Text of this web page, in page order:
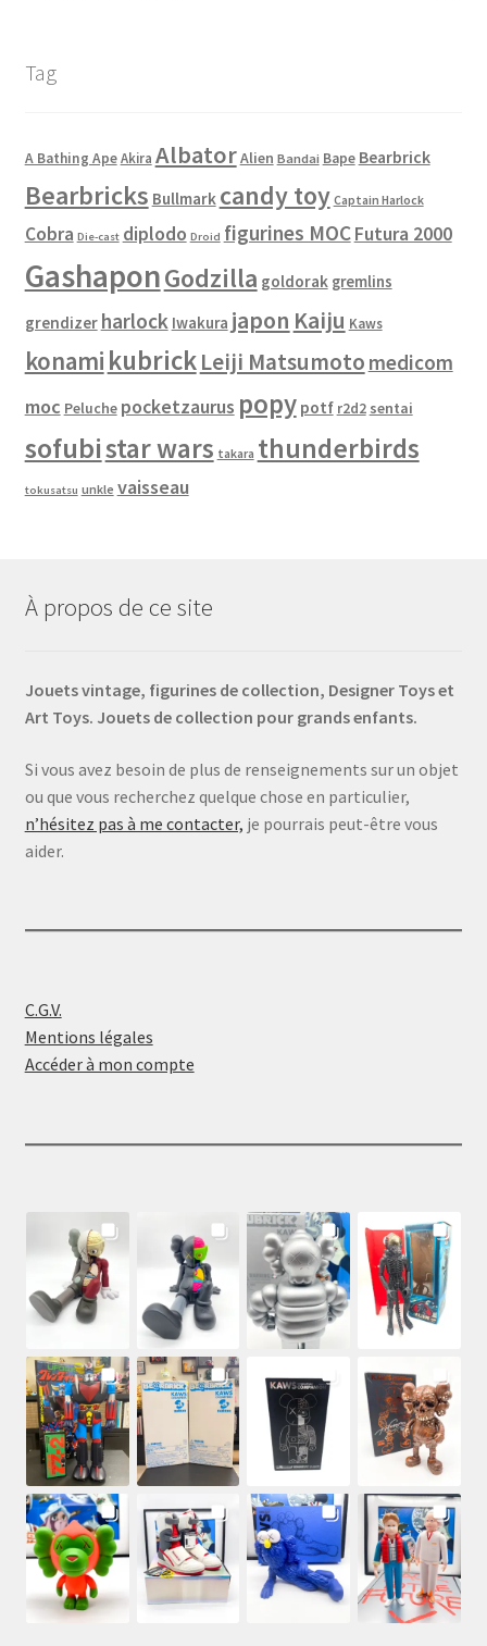
Tag
A Bathing Ape Akira AlbatorAlien Bandai Bape Bearbrick
Bearbricks Bullmark candy toy Captain Harlock
Cobra Die-cast diplodo Droid figurines MOCFutura 2000
GashaponGodzilla goldorak gremlins
grendizer harlock Iwakura japon Kaiju Kaws
konami kubrickLeiji Matsumoto medicom
moc Peluche pocketzaurus popy potf r2d2 sentai
sofubistar wars takara thunderbirds
tokusatsu unkle vaisseau
À propos de ce site
Jouets vintage, figurines de collection, Designer Toys et
Art Toys. Jouets de collection pour grands enfants.
Si vous avez besoin de plus de renseignements sur un objet
ou que vous recherchez quelque chose en particulier,
n’hésitez pas à me contacter, je pourrais peut-être vous
aider.
C.G.V.
Mentions légales
Accéder à mon compte